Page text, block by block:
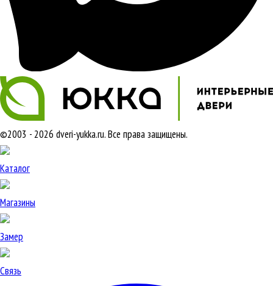
©2003 - 2026 dveri-yukka.ru. Все права защищены.
Каталог
Магазины
Замер
Связь